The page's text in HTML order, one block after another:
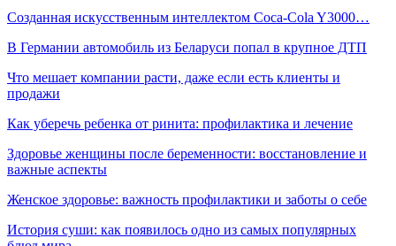
Созданная искусственным интеллектом Coca-Cola Y3000…
В Германии автомобиль из Беларуси попал в крупное ДТП
Что мешает компании расти, даже если есть клиенты и
продажи
Как уберечь ребенка от ринита: профилактика и лечение
Здоровье женщины после беременности: восстановление и
важные аспекты
Женское здоровье: важность профилактики и заботы о себе
История суши: как появилось одно из самых популярных